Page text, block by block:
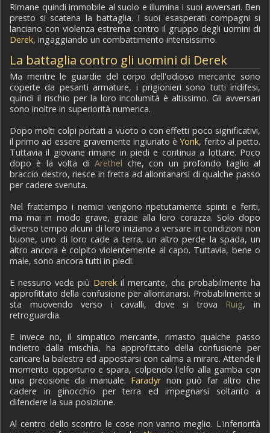
Rimane quindi immobile al suolo e illumina i suoi avversari. Ben
presto si scatena la battaglia. I suoi esasperati compagni si
lanciano con violenza estrema contro il gruppo degli uomini di
Derek, ingaggiando un combattimento intensissimo.
La battaglia contro gli uomini di Derek
Ma mentre le guardie del corpo dell'odioso mercante sono
coperte da pesanti armature, i prigionieri sono tutti indifesi,
quindi il rischio per la loro incolumità è altissimo. Gli avversari
sono inoltre in superiorità numerica.
Dopo molti colpi portati a vuoto o con effetti poco significativi,
il primo ad essere gravemente ingiuriato èYorik, ferito al petto.
Tuttavia il giovane rimane in piedi e continua a lottare. Poco
dopo è la volta diArethel che, con un profondo taglio al
braccio destro, riesce in fretta ad allontanarsi di qualche passo
per cadere svenuta.
Nel frattempo i nemici vengono ripetutamente spinti e feriti,
ma mai in modo grave, grazie alla loro corazza. Solo dopo
diverso tempo alcuni di loro iniziano a versare in condizioni non
buone, uno di loro cade a terra, un altro perde la spada, un
altro ancora è colpito violentemente al capo. Tuttavia, bene o
male, sono ancora tutti in piedi.
E nessuno vede più Derek il mercante, che probabilmente ha
approfittato della confusione per allontanarsi. Probabilmente si
sta muovendo verso i cavalli, dove si trova Ruig, in
retroguardia.
E invece no, il simpatico mercante, rimasto qualche passo
indietro dalla mischia, ha approfittato della confusione per
caricare la balestra ed appostarsi con calma a mirare. Attende il
momento opportuno e spara, colpendo l'elfo alla gamba con
una precisione da manuale. Faradyrnon può far altro che
cadere in ginocchio per terra ed impegnarsi soltanto a
difendere la sua posizione.
Al centro dello scontro le cose non vanno meglio. L'inferiorità